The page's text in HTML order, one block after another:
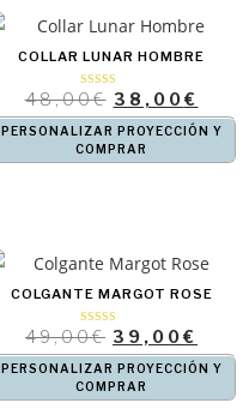
COLLAR LUNAR HOMBRE
Valorado con
5.00
de 5
48,00€ 38,00€
PERSONALIZAR PROYECCIÓN Y
COMPRAR
COLGANTE MARGOT ROSE
Valorado
con
4.00
de 5
49,00€ 39,00€
PERSONALIZAR PROYECCIÓN Y
COMPRAR